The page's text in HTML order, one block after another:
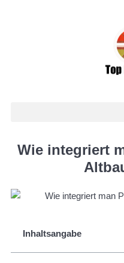
Wie integriert
Inhaltsangabe